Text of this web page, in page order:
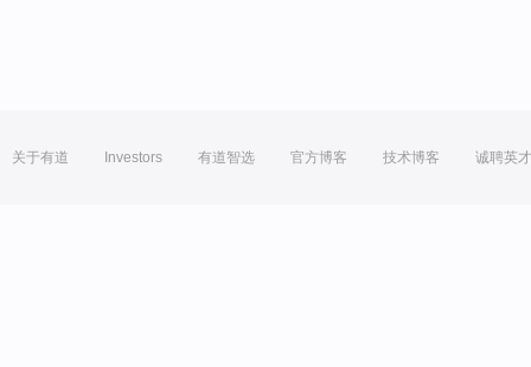
关于有道 Investors 有道智选 官方博客 技术博客 诚聘英才